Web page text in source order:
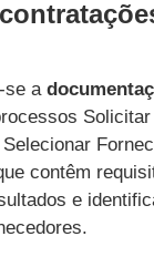
se a
contêm
e